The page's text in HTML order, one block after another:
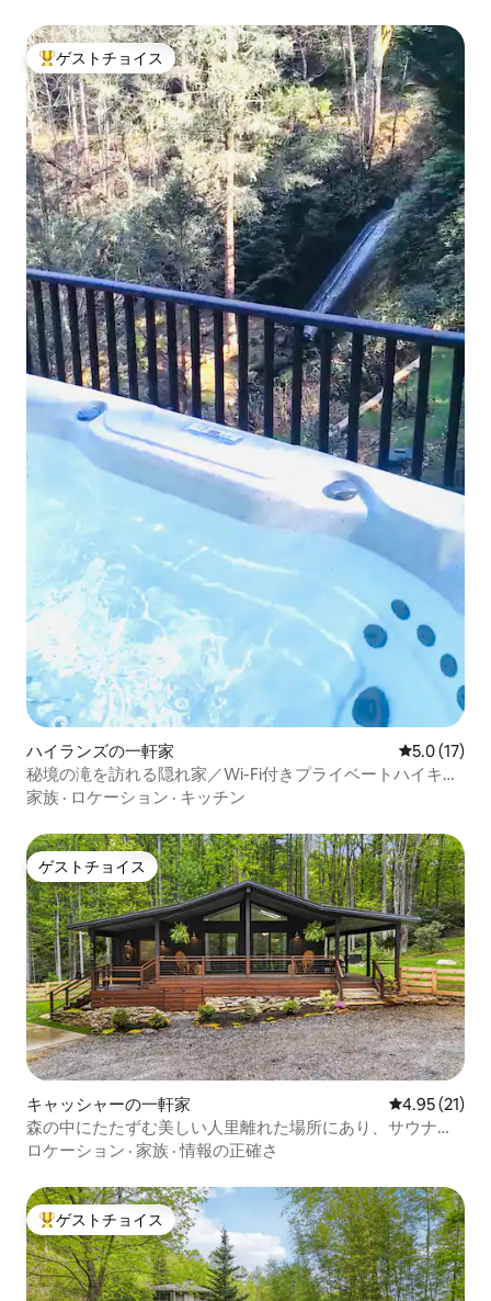
大好評のゲストチョイスです。
ゲストチョイス
ハイランズの一軒家 レビュー17
5.0 (17)
秘境の滝を訪れる隠れ家／Wi-Fi付きプライベートハイキン
グ
家族 · ロケーション · キッチン
ゲストチョイス
ゲストチョイス
キャッシャーの一軒家 レビュー21
4.95 (21)
森の中にたたずむ美しい人里離れた場所にあり、サウナも
あります！
ロケーション · 家族 ·情報の正確さ
大好評のゲストチョイスです。
ゲストチョイス